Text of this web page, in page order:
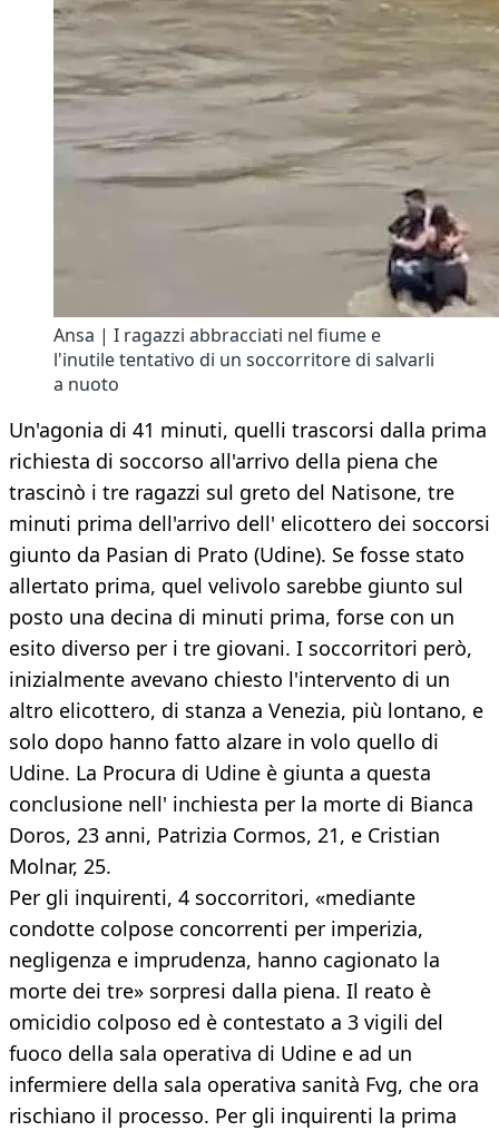
Ansa | I ragazzi abbracciati nel fiume e
l'inutile tentativo di un soccorritore di salvarli
a nuoto
Un'agonia di 41 minuti, quelli trascorsi dalla prima
richiesta di soccorso all'arrivo della piena che
trascinò i tre ragazzi sul greto del Natisone, tre
minuti prima dell'arrivo dell' elicottero dei soccorsi
giunto da Pasian di Prato (Udine). Se fosse stato
allertato prima, quel velivolo sarebbe giunto sul
posto una decina di minuti prima, forse con un
esito diverso per i tre giovani. I soccorritori però,
inizialmente avevano chiesto l'intervento di un
altro elicottero, di stanza a Venezia, più lontano, e
solo dopo hanno fatto alzare in volo quello di
Udine. La Procura di Udine è giunta a questa
conclusione nell' inchiesta per la morte di Bianca
Doros, 23 anni, Patrizia Cormos, 21, e Cristian
Molnar, 25.
Per gli inquirenti, 4 soccorritori, «mediante
condotte colpose concorrenti per imperizia,
negligenza e imprudenza, hanno cagionato la
morte dei tre» sorpresi dalla piena. Il reato è
omicidio colposo ed è contestato a 3 vigili del
fuoco della sala operativa di Udine e ad un
infermiere della sala operativa sanità Fvg, che ora
rischiano il processo. Per gli inquirenti la prima